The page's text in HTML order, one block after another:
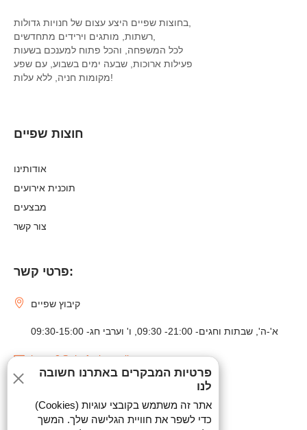
לכל המשפחה, והכל פתוח למענכם בשעות
פעילות ארוכות, שבעה ימים בשבוע, עם שפע
מקומות חניה, ללא עלות!
חוצות שפיים
אודותינו
תוכנית אירועים
מבצעים
צור קשר
פרטי קשר:
קיבוץ שפיים
א'-ה', שבתות וחגים- 21:00- 09:30, ו' וערבי חג- 09:30-15:00
huzot2@shefayim.co.il
פרטיות המבקרים באתרנו חשובה
לנו
אתר זה משתמש בקובצי עוגיות (Cookies)
כדי לשפר את חוויית הגלישה שלך. המשך